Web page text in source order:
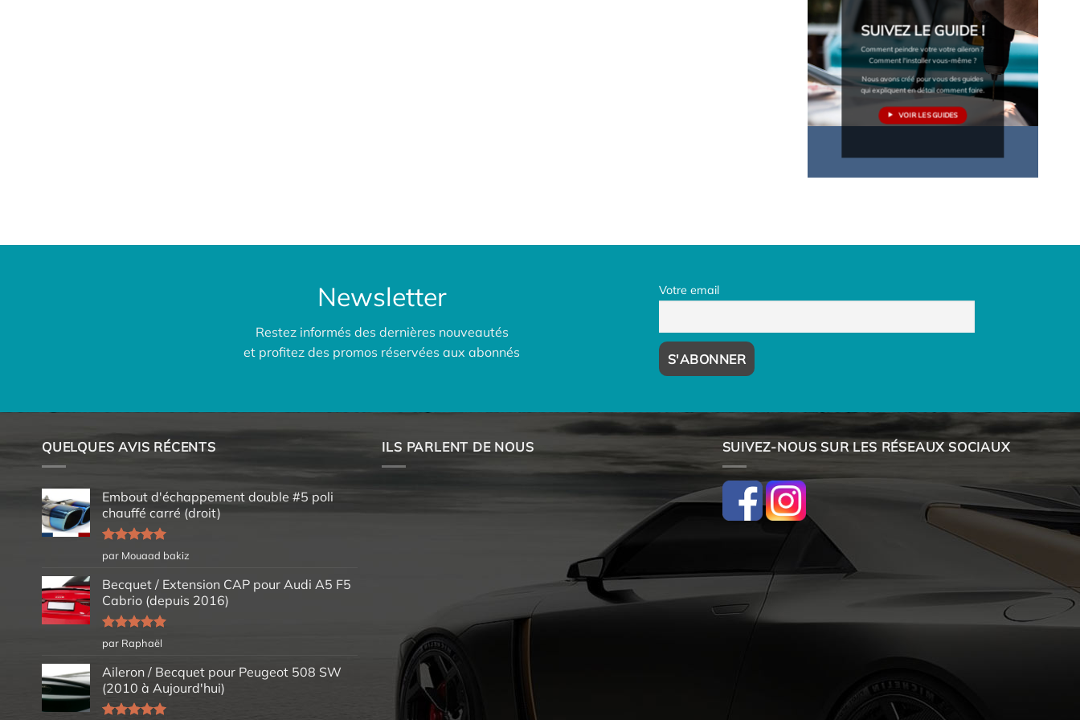
SUIVEZ LE GUIDE !
Comment peindre votre votre aileron ?
Comment l'installer vous-même ?
Nous avons créé pour vous des guides
qui expliquent en détail comment faire.
VOIR LES GUIDES
Newsletter
Restez informés des dernières nouveautés
et profitez des promos réservées aux abonnés
Votre email
QUELQUES AVIS RÉCENTS
Embout d'échappement double #5 poli
chauffé carré (droit)
Note5sur
5
par Mouaad bakiz
Becquet / Extension CAP pour Audi A5 F5
Cabrio (depuis 2016)
Note5sur
5
par Raphaël
Aileron / Becquet pour Peugeot 508 SW
(2010 à Aujourd'hui)
ILS PARLENT DE NOUS SUIVEZ-NOUS SUR LES RÉSEAUX SOCIAUX